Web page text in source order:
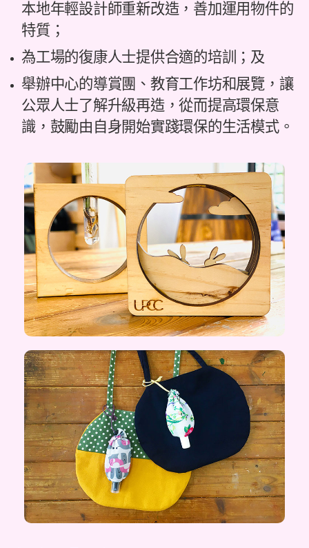
本地年輕設計師重新改造，善加運用物件的
特質；
為工場的復康人士提供合適的培訓；及
舉辦中心的導賞團、教育工作坊和展覽，讓
公眾人士了解升級再造，從而提高環保意
識，鼓勵由自身開始實踐環保的生活模式。